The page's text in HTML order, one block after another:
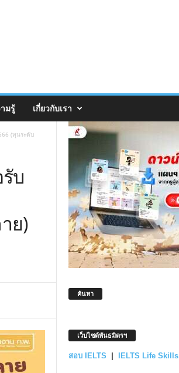
มรู้ เกี่ยวกับเรา
(ทุนระดับ
บ
ย)
ค้นหา
เว็บไซต์พันธมิตรฯ
สอบ IELTS IELTS Life Skills